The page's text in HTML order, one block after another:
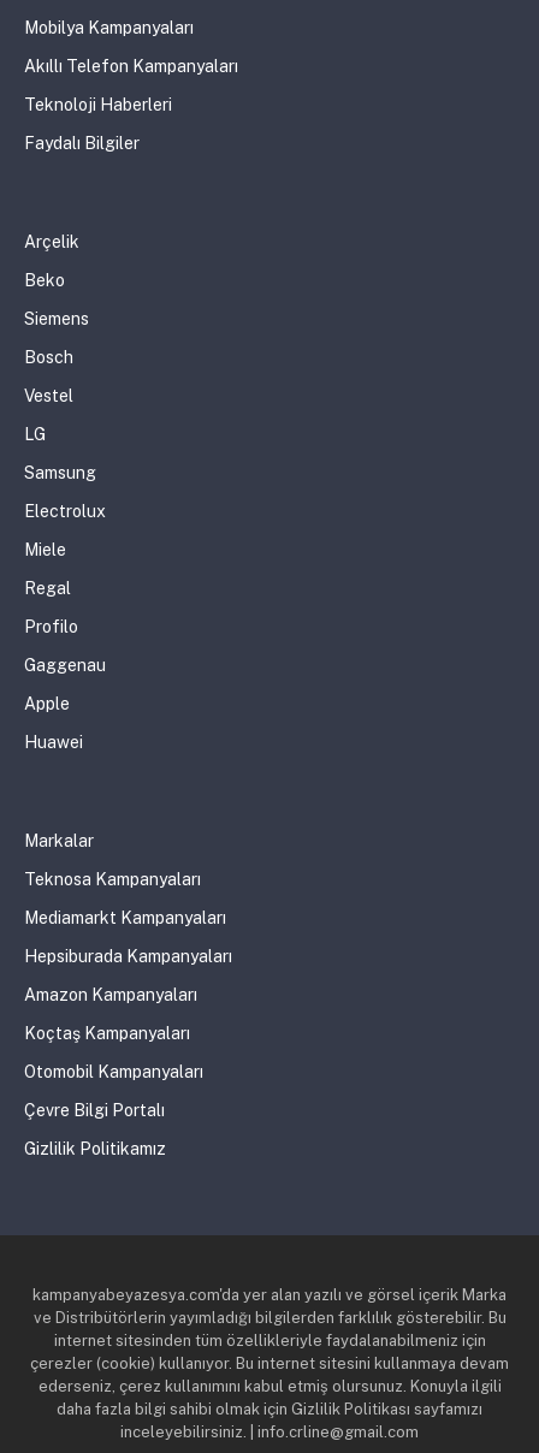
Mobilya Kampanyaları
Akıllı Telefon Kampanyaları
Teknoloji Haberleri
Faydalı Bilgiler
Arçelik
Beko
Siemens
Bosch
Vestel
LG
Samsung
Electrolux
Miele
Regal
Profilo
Gaggenau
Apple
Huawei
Markalar
Teknosa Kampanyaları
Mediamarkt Kampanyaları
Hepsiburada Kampanyaları
Amazon Kampanyaları
Koçtaş Kampanyaları
Otomobil Kampanyaları
Çevre Bilgi Portalı
Gizlilik Politikamız
kampanyabeyazesya.com'da yer alan yazılı ve görsel içerik Marka
ve Distribütörlerin yayımladığı bilgilerden farklılık gösterebilir. Bu
internet sitesinden tüm özellikleriyle faydalanabilmeniz için
çerezler (cookie) kullanıyor. Bu internet sitesini kullanmaya devam
ederseniz, çerez kullanımını kabul etmiş olursunuz. Konuyla ilgili
daha fazla bilgi sahibi olmak için Gizlilik Politikası sayfamızı
inceleyebilirsiniz. | info.crline@gmail.com